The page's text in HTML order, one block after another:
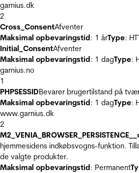
garnius.dk
2
Cross_ConsentAfventer
Maksimal opbevaringstid: 1 årType:
Initial_ConsentAfventer
Maksimal opbevaringstid: 1 dagType:
garnius.no
1
PHPSESSIDBevarer brugertilstand på
Maksimal opbevaringstid: 1 dagType:
www.garnius.dk
2
hjemmesidens indkøbsvogns-funktion.
de valgte produkter.
Maksimal opbevaringstid: Permanent